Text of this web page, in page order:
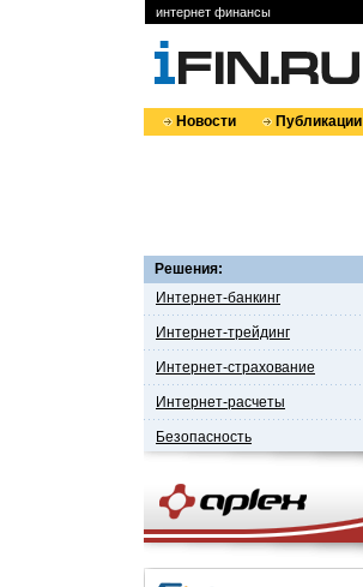
интернет финансы
Новости Публикации
Решения:
Интернет-банкинг
Интернет-трейдинг
Интернет-страхование
Интернет-расчеты
Безопасность